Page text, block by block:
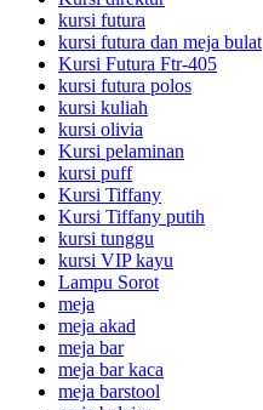
kursi futura
kursi futura dan meja bulat
Kursi Futura Ftr-405
kursi futura polos
kursi kuliah
kursi olivia
Kursi pelaminan
kursi puff
Kursi Tiffany
Kursi Tiffany putih
kursi tunggu
kursi VIP kayu
Lampu Sorot
meja
meja akad
meja bar
meja bar kaca
meja barstool